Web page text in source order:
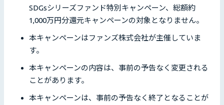
SDGsシリーズファンド特別キャンペーン、総額約
1,000万円分還元キャンペーンの対象となりません。
本キャンペーンはファンズ株式会社が主催していま
す。
本キャンペーンの内容は、事前の予告なく変更される
ことがあります。
本キャンペーンは、事前の予告なく終了となることが